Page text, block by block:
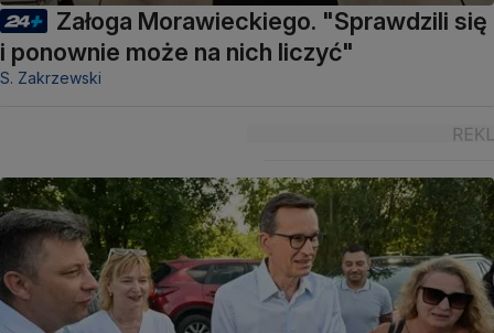
Załoga Morawieckiego. "Sprawdzili się
i ponownie może na nich liczyć"
S. Zakrzewski